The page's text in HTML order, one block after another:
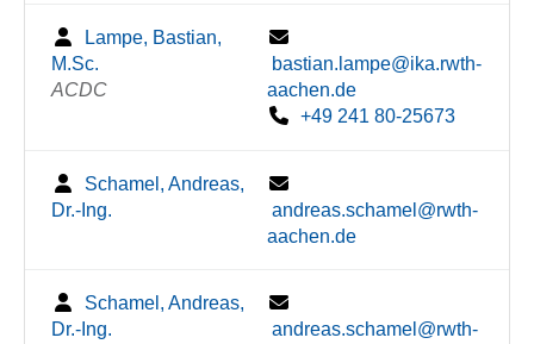
Lampe, Bastian,
M.Sc.
ACDC
bastian.lampe@ika.rwth-
aachen.de
+49 241 80-25673
Schamel, Andreas,
Dr.-Ing.
andreas.schamel@rwth-
aachen.de
Schamel, Andreas,
Dr.-Ing.
andreas.schamel@rwth-